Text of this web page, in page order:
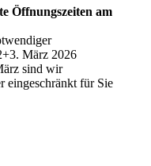
Öffnungszeiten am
März 2026
sind wir
eingeschränkt für Sie